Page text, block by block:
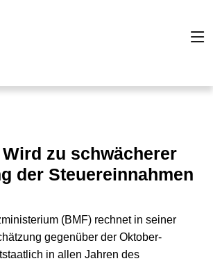
zu schwächerer
der Steuereinnahmen
(BMF) rechnet in seiner
gegenüber der Oktober-
in allen Jahren des